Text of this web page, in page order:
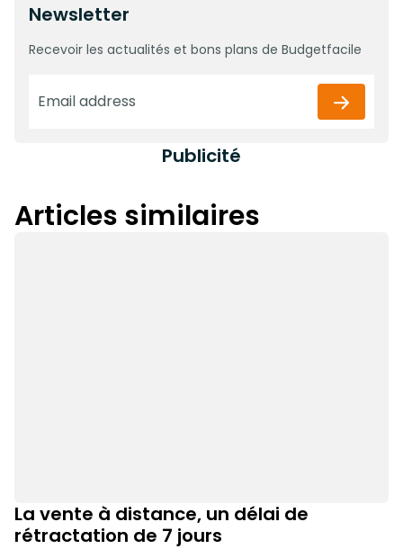
Newsletter
Recevoir les actualités et bons plans de Budgetfacile
Publicité
Articles similaires
La vente à distance, un délai de
rétractation de 7 jours